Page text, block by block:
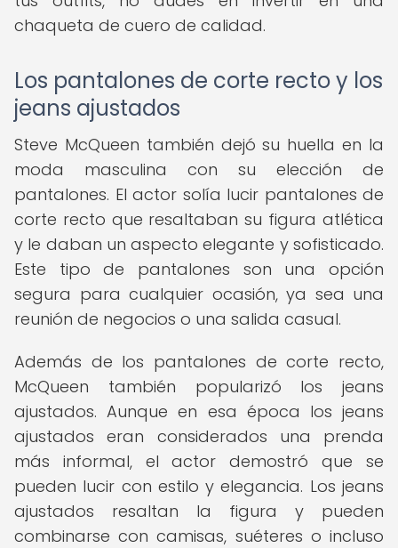
chaqueta de cuero de calidad.
Los pantalones de corte recto y los
jeans ajustados
Steve McQueen también dejó su huella en la
moda masculina con su elección de
pantalones. El actor solía lucir pantalones de
corte recto que resaltaban su figura atlética
y le daban un aspecto elegante y sofisticado.
Este tipo de pantalones son una opción
segura para cualquier ocasión, ya sea una
reunión de negocios o una salida casual.
Además de los pantalones de corte recto,
McQueen también popularizó los jeans
ajustados. Aunque en esa época los jeans
ajustados eran considerados una prenda
más informal, el actor demostró que se
pueden lucir con estilo y elegancia. Los jeans
ajustados resaltan la figura y pueden
combinarse con camisas, suéteres o incluso